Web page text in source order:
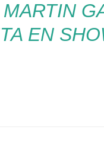
MARTIN
EN